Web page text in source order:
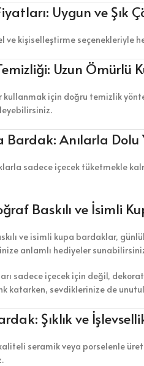
Uygun ve Şık
ve kişiselleştirme
Uzun Ömürlü
kullanmak için doğru temizlik
Bardak: Anılarla
sadece içecek tüketmekle
Baskılı ve İsimli
ve isimli kupa bardaklar,
anlamlı hediyeler
sadece içecek için değil,
katarken, sevdiklerinize de
Şıklık ve
seramik veya porselenle